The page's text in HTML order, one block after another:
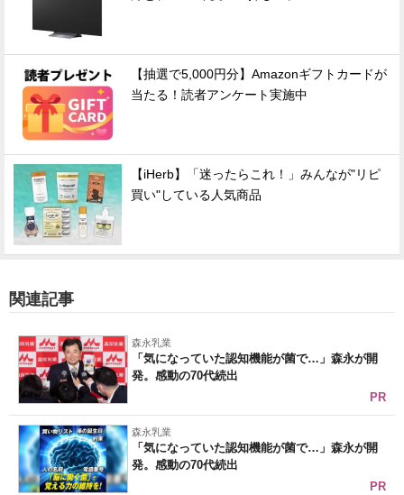
【抽選で5,000円分】Amazonギフトカードが
当たる！読者アンケート実施中
【iHerb】「迷ったらこれ！」みんなが"リピ
買い"している人気商品
関連記事
森永乳業
「気になっていた認知機能が菌で…」森永が開
発。感動の70代続出
PR
森永乳業
「気になっていた認知機能が菌で…」森永が開
発。感動の70代続出
PR